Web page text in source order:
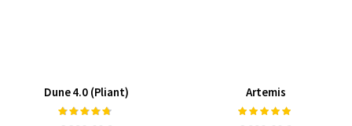
Dune 4.0 (Pliant)
Notation:
Artemis
Notation: